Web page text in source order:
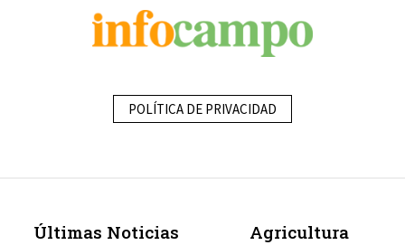
POLÍTICA DE PRIVACIDAD
Últimas Noticias
Agricultura